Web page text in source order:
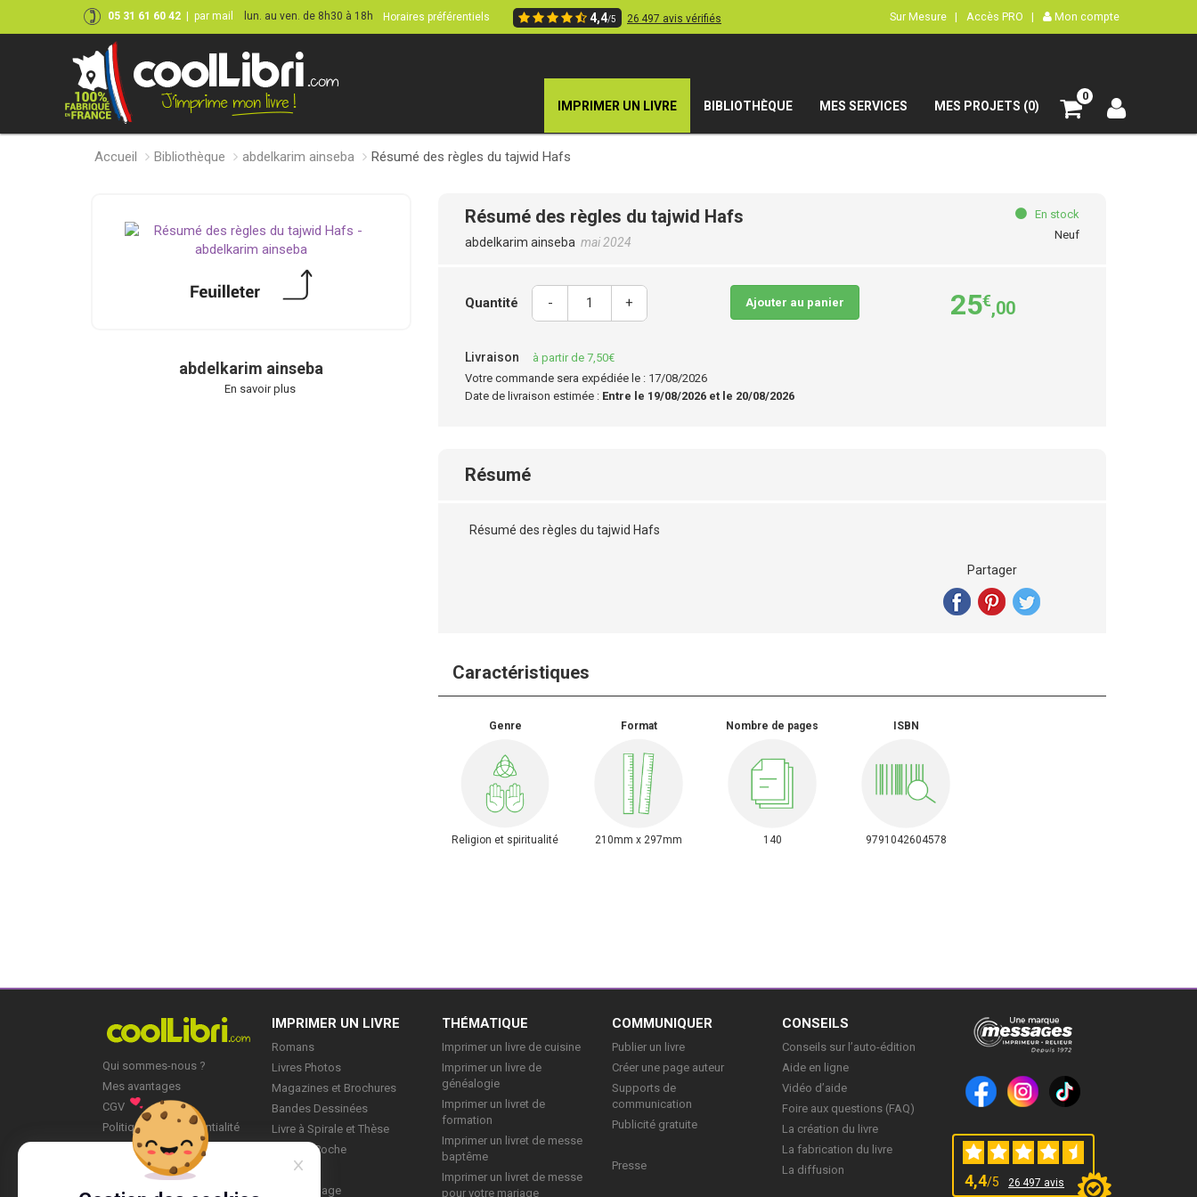
05 31 61 60 42 par mail lun. au ven. de 8h30 à 18h Horaires préférentiels 4,4/5 26 497 avis vérifiés Sur Mesure | Accès PRO | Mon compte
IMPRIMER UN LIVRE BIBLIOTHÈQUE MES SERVICES MES PROJETS (0)
0
Accueil Bibliothèque abdelkarim ainseba Résumé des règles du tajwid Hafs
abdelkarim ainseba
En savoir plus
Résumé des règles du tajwid Hafs
abdelkarim ainseba mai 2024
En stock
Neuf
Quantité - + Ajouter au panier 25€,00
Livraison
à partir de 7,50€
Votre commande sera expédiée le : 17/08/2026
Date de livraison estimée : Entre le 19/08/2026 et le 20/08/2026
Résumé
Résumé des règles du tajwid Hafs
Partager
Caractéristiques
Genre
Religion et spiritualité
Format
210mm x 297mm
Nombre de pages
140
ISBN
9791042604578
Qui sommes-nous ?
Mes avantages
CGV
Politique de Confidentialité
Mes Projets
Mon profil
IMPRIMER UN LIVRE
Romans
Livres Photos
Magazines et Brochures
Bandes Dessinées
Livre à Spirale et Thèse
Livre de Poche
Marque-page
THÉMATIQUE
Imprimer un livre de cuisine
Imprimer un livre de
généalogie
Imprimer un livret de
formation
Imprimer un livret de messe
baptême
Imprimer un livret de messe
pour votre mariage
COMMUNIQUER
Publier un livre
Créer une page auteur
Supports de
communication
Publicité gratuite
Presse
CONSEILS
Conseils sur l’auto-édition
Aide en ligne
Vidéo d’aide
Foire aux questions (FAQ)
La création du livre
La fabrication du livre
La diffusion
4,4/5 26 497 avis